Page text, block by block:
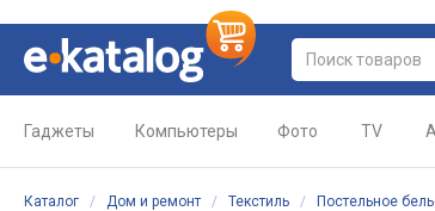
Гаджеты Компьютеры Фото TV
Каталог / Дом и ремонт / Текстиль / Постельное